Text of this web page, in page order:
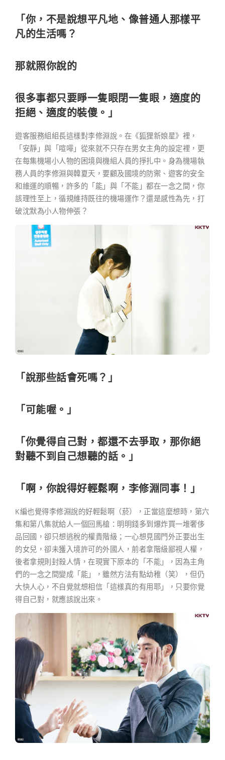
「你，不是說想平凡地、像普通人那樣平
凡的生活嗎？
那就照你說的
很多事都只要睜一隻眼閉一隻眼， 適度的
拒絕、適度的裝傻。 」
遊客服務組組長這樣對李修淵說。在《狐狸新娘星》裡，
「安靜」與「喧嘩」從來就不只存在男女主角的設定裡，更
在每集機場小人物的困境與機組人員的掙扎中。身為機場執
務人員的李修淵與韓夏天，要顧及國境的防禦、遊客的安全
和維運的順暢，許多的「能」與「不能」都在一念之間，你
該理性至上，循規維持既往的機場運作？還是感性為先，打
破沈默為小人物伸張？
「說那些話會死嗎？」
「可能喔。」
「你覺得自己對，都還不去爭取，那你絕
對聽不到自己想聽的話。」
「啊，你說得好輕鬆啊，李修淵同事！ 」
K編也覺得李修淵說的好輕鬆啊（菸），正當這麼想時，第六
集和第八集就給人一個回馬槍：明明錢多到爆炸買一堆奢侈
品回國，卻只想逃稅的權貴階級；一心想見國門外正要出生
的女兒，卻未獲入境許可的外國人，前者拿階級鄙視人權，
後者拿規則封殺人情，在現實下原本的「不能」，因為主角
們的一念之間變成「能」，雖然方法有點幼稚（笑），但仍
大快人心，不自覺就想相信「這樣真的有用耶」，只要你覺
得自己對，就應該說出來。